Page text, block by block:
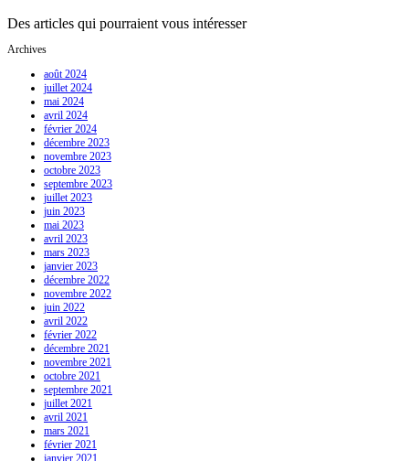
Des articles qui pourraient vous intéresser
Archives
août 2024
juillet 2024
mai 2024
avril 2024
février 2024
décembre 2023
novembre 2023
octobre 2023
septembre 2023
juillet 2023
juin 2023
mai 2023
avril 2023
mars 2023
janvier 2023
décembre 2022
novembre 2022
juin 2022
avril 2022
février 2022
décembre 2021
novembre 2021
octobre 2021
septembre 2021
juillet 2021
avril 2021
mars 2021
février 2021
janvier 2021